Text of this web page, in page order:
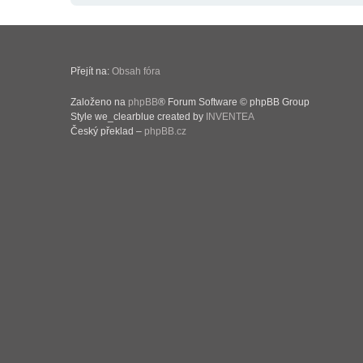
Přejít na: Obsah fóra
Založeno na phpBB® Forum Software © phpBB Group
Style we_clearblue created by INVENTEA
Český překlad – phpBB.cz